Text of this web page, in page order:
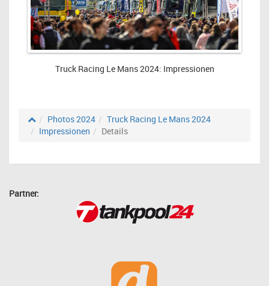
Truck Racing Le Mans 2024: Impressionen
Photos 2024
Truck Racing Le Mans 2024
Impressionen
Details
Partner: